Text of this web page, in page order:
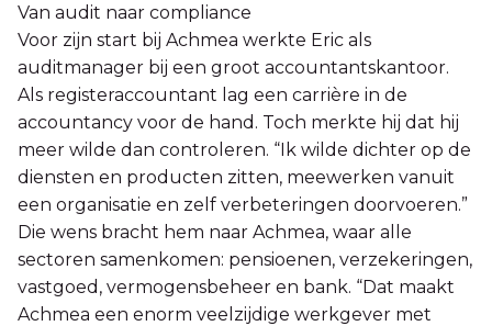
Van audit naar compliance
Voor zijn start bij Achmea werkte Eric als
auditmanager bij een groot accountantskantoor.
Als registeraccountant lag een carrière in de
accountancy voor de hand. Toch merkte hij dat hij
meer wilde dan controleren. “Ik wilde dichter op de
diensten en producten zitten, meewerken vanuit
een organisatie en zelf verbeteringen doorvoeren.”
Die wens bracht hem naar Achmea, waar alle
sectoren samenkomen: pensioenen, verzekeringen,
vastgoed, vermogensbeheer en bank. “Dat maakt
Achmea een enorm veelzijdige werkgever met